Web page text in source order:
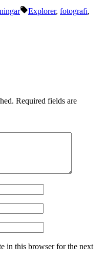
Tags:
Explorer, fotografi,
Required fields are
in this browser for the next